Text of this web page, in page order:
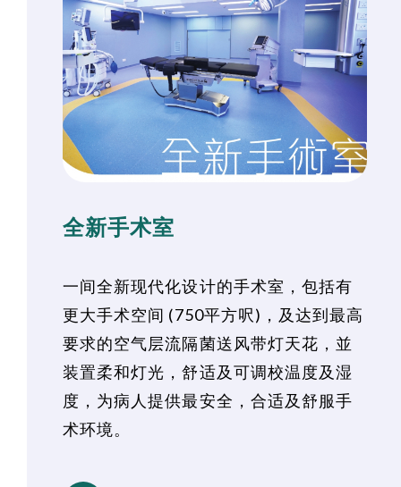
全新手术室
一间全新现代化设计的手术室，包括有
更大手术空间 (750平方呎)，及达到最高
要求的空气层流隔菌送风带灯天花，並
装置柔和灯光，舒适及可调校温度及湿
度，为病人提供最安全，合适及舒服手
术环境。